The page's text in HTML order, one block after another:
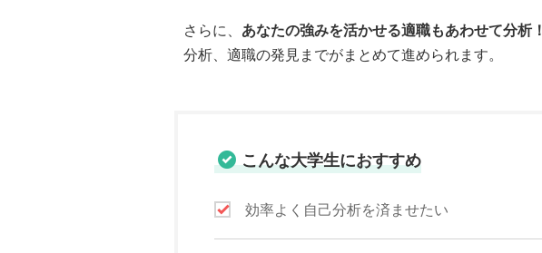
さらに、 あなたの強みを活かせる適職もあわせて分析！
分析、適職の発見までがまとめて進められます。
こんな大学生におすすめ
効率よく自己分析を済ませたい